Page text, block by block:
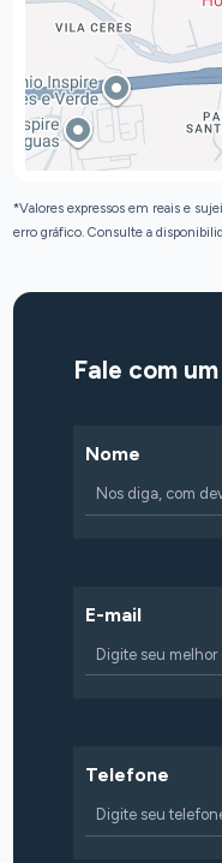
*Valores expressos em reais e
erro gráfico. Consulte a
Fale com
Nome
E-mail
Telefone